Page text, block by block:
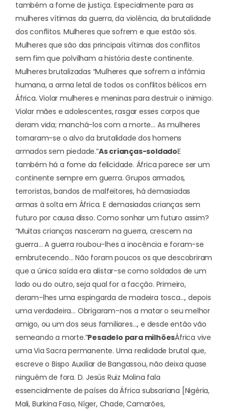
também a fome de justiça. Especialmente para as
mulheres vítimas da guerra, da violência, da brutalidade
dos conflitos. Mulheres que sofrem e que estão sós.
Mulheres que são das principais vítimas dos conflitos
sem fim que polvilham a história deste continente.
Mulheres brutalizadas “Mulheres que sofrem a infâmia
humana, a arma letal de todos os conflitos bélicos em
África. Violar mulheres e meninas para destruir o inimigo.
Violar mães e adolescentes, rasgar esses corpos que
deram vida; manchá-los com a morte… As mulheres
tornaram-se o alvo da brutalidade dos homens
armados sem piedade.”As crianças-soldadoE
também há a fome da felicidade. África parece ser um
continente sempre em guerra. Grupos armados,
terroristas, bandos de malfeitores, há demasiadas
armas à solta em África. E demasiadas crianças sem
futuro por causa disso. Como sonhar um futuro assim?
“Muitas crianças nasceram na guerra, crescem na
guerra… A guerra roubou-lhes a inocência e foram-se
embrutecendo… Não foram poucos os que descobriram
que a única saída era alistar-se como soldados de um
lado ou do outro, seja qual for a facção. Primeiro,
deram-lhes uma espingarda de madeira tosca…, depois
uma verdadeira… Obrigaram-nos a matar o seu melhor
amigo, ou um dos seus familiares…, e desde então vão
semeando a morte.”Pesadelo para milhõesÁfrica vive
uma Via Sacra permanente. Uma realidade brutal que,
escreve o Bispo Auxiliar de Bangassou, não deixa quase
ninguém de fora. D. Jesús Ruiz Molina fala
essencialmente de países da África subsariana [Nigéria,
Mali, Burkina Faso, Níger, Chade, Camarões,